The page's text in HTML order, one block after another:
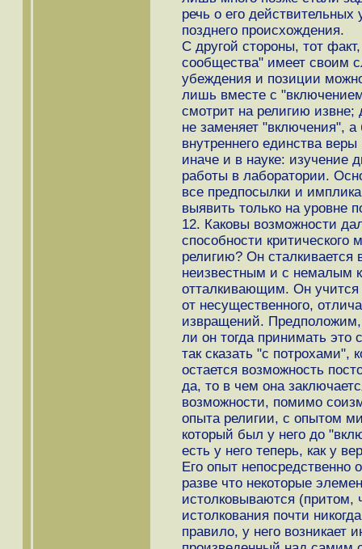
речь о его действительных
позднего происхождения.
С другой стороны, тот
сообщества" имеет своим
убеждения и позиции
лишь вместе с
смотрит на религию извне;
не заменяет "включения",
внутреннего единства
иначе и в науке: изучение
работы в лаборатории.
все предпосылки и
выявить только на уровне
12. Каковы возможности
способности
религию? Он сталкивается
неизвестным и с немалым
отталкивающим. Он учится
от несущественного,
извращений.
ли он тогда принимать это
так сказать "с потрохами",
остается возможность
да, то в чем она
возможности, помимо
опыта религии, с опытом
который был у него до
есть у него теперь, как у
Его опыт
разве что некоторые
истолковываются (притом,
истолкования почти
правило, у него возникает